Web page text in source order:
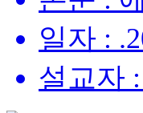
일자 :
설교자